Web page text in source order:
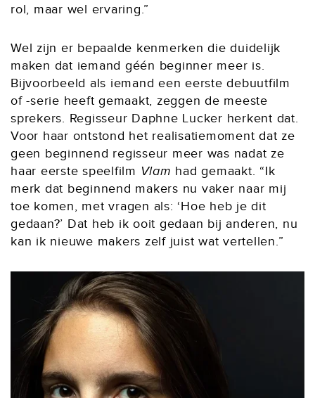
rol, maar wel ervaring.”
Wel zijn er bepaalde kenmerken die duidelijk
maken dat iemand géén beginner meer is.
Bijvoorbeeld als iemand een eerste debuutfilm
of -serie heeft gemaakt, zeggen de meeste
sprekers. Regisseur Daphne Lucker herkent dat.
Voor haar ontstond het realisatiemoment dat ze
geen beginnend regisseur meer was nadat ze
haar eerste speelfilm Vlam had gemaakt. “Ik
merk dat beginnend makers nu vaker naar mij
toe komen, met vragen als: ‘Hoe heb je dit
gedaan?’ Dat heb ik ooit gedaan bij anderen, nu
kan ik nieuwe makers zelf juist wat vertellen.”